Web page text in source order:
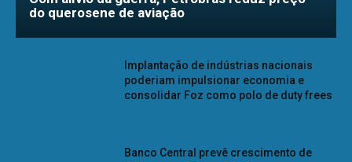
do querosene de aviação
Implantação de indústrias nacionais
poderiam impulsionar economia e
consolidar Foz como polo de duty frees
Banco Central prevê crescimento de